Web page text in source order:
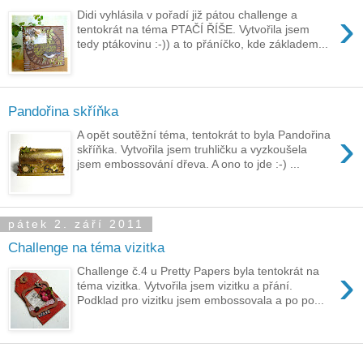
›
Didi vyhlásila v pořadí již pátou challenge a
tentokrát na téma PTAČÍ ŘÍŠE. Vytvořila jsem
tedy ptákovinu :-)) a to přáníčko, kde základem...
Pandořina skříňka
›
A opět soutěžní téma, tentokrát to byla Pandořina
skříňka. Vytvořila jsem truhličku a vyzkoušela
jsem embossování dřeva. A ono to jde :-) ...
pátek 2. září 2011
Challenge na téma vizitka
›
Challenge č.4 u Pretty Papers byla tentokrát na
téma vizitka. Vytvořila jsem vizitku a přání.
Podklad pro vizitku jsem embossovala a po po...